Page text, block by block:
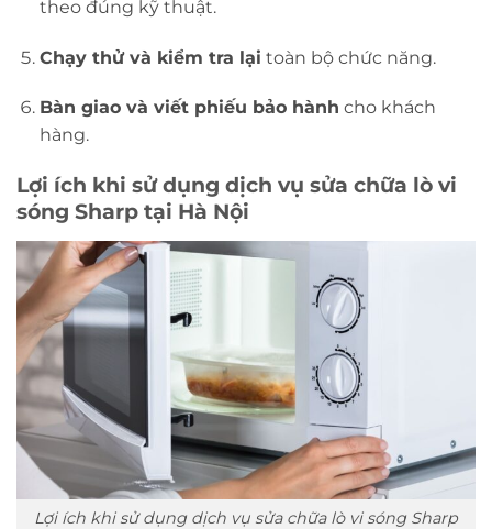
theo đúng kỹ thuật.
Chạy thử và kiểm tra lại toàn bộ chức năng.
Bàn giao và viết phiếu bảo hành cho khách
hàng.
Lợi ích khi sử dụng dịch vụ sửa chữa lò vi
sóng Sharp tại Hà Nội
Lợi ích khi sử dụng dịch vụ sửa chữa lò vi sóng Sharp